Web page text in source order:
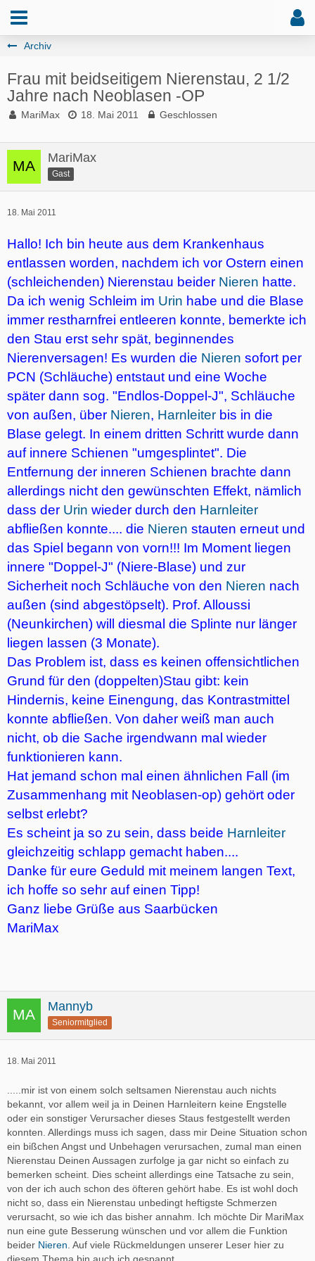
Archiv
Frau mit beidseitigem Nierenstau, 2 1/2
Jahre nach Neoblasen -OP
MariMax 18. Mai 2011 Geschlossen
MariMax
Gast
18. Mai 2011
Hallo! Ich bin heute aus dem Krankenhaus
entlassen worden, nachdem ich vor Ostern einen
(schleichenden) Nierenstau beider Nieren hatte.
Da ich wenig Schleim im Urin habe und die Blase
immer restharnfrei entleeren konnte, bemerkte ich
den Stau erst sehr spät, beginnendes
Nierenversagen! Es wurden die Nieren sofort per
PCN (Schläuche) entstaut und eine Woche
später dann sog. "Endlos-Doppel-J", Schläuche
von außen, über Nieren, Harnleiter bis in die
Blase gelegt. In einem dritten Schritt wurde dann
auf innere Schienen "umgesplintet". Die
Entfernung der inneren Schienen brachte dann
allerdings nicht den gewünschten Effekt, nämlich
dass der Urin wieder durch den Harnleiter
abfließen konnte.... die Nieren stauten erneut und
das Spiel begann von vorn!!! Im Moment liegen
innere "Doppel-J" (Niere-Blase) und zur
Sicherheit noch Schläuche von den Nieren nach
außen (sind abgestöpselt). Prof. Alloussi
(Neunkirchen) will diesmal die Splinte nur länger
liegen lassen (3 Monate).
Das Problem ist, dass es keinen offensichtlichen
Grund für den (doppelten)Stau gibt: kein
Hindernis, keine Einengung, das Kontrastmittel
konnte abfließen. Von daher weiß man auch
nicht, ob die Sache irgendwann mal wieder
funktionieren kann.
Hat jemand schon mal einen ähnlichen Fall (im
Zusammenhang mit Neoblasen-op) gehört oder
selbst erlebt?
Es scheint ja so zu sein, dass beide Harnleiter
gleichzeitig schlapp gemacht haben....
Danke für eure Geduld mit meinem langen Text,
ich hoffe so sehr auf einen Tipp!
Ganz liebe Grüße aus Saarbücken
MariMax
Mannyb
Seniormitglied
18. Mai 2011
.....mir ist von einem solch seltsamen Nierenstau auch nichts
bekannt, vor allem weil ja in Deinen Harnleitern keine Engstelle
oder ein sonstiger Verursacher dieses Staus festgestellt werden
konnten. Allerdings muss ich sagen, dass mir Deine Situation schon
ein bißchen Angst und Unbehagen verursachen, zumal man einen
Nierenstau Deinen Aussagen zurfolge ja gar nicht so einfach zu
bemerken scheint. Dies scheint allerdings eine Tatsache zu sein,
von der ich auch schon des öfteren gehört habe. Es ist wohl doch
nicht so, dass ein Nierenstau unbedingt heftigste Schmerzen
verursacht, so wie ich das bisher annahm. Ich möchte Dir MariMax
nun eine gute Besserung wünschen und vor allem die Funktion
beider Nieren . Auf viele Rückmeldungen unserer Leser hier zu